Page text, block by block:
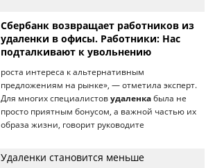
Сбербанк возвращает работников из
удаленки в офисы. Работники: Нас
подталкивают к увольнению
роста интереса к альтернативным
предложениям на рынке», — отметила эксперт.
Для многих специалистов удаленка была не
просто приятным бонусом, а важной частью их
образа жизни, говорит руководите
Удаленки становится меньше